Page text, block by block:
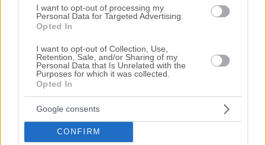
I want to opt-out of processing my
Personal Data for Targeted Advertising.
Opted In
I want to opt-out of Collection, Use,
Retention, Sale, and/or Sharing of my
Personal Data that Is Unrelated with the
Purposes for which it was collected.
Opted In
Google consents
CONFIRM
Πρώτη Προσφορά:239.000€
Θέση Μακρυά Πεύκα, Αρτέμιδα, Νομός
Αττικής
Πρώτη Προσφορά:247.000€
Τιμές πώλησης/ενοικίασης κατοικιών στην
τοπική αγορά